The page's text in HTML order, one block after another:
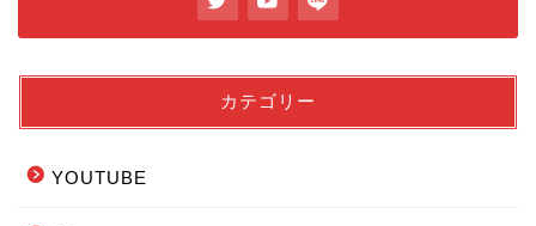
カテゴリー
YOUTUBE